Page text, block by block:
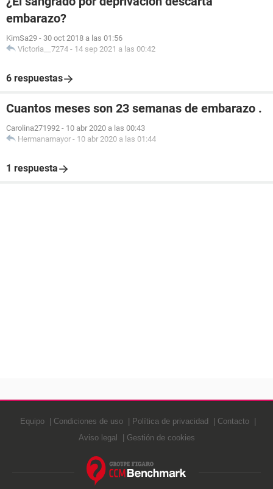
embarazo?
KimSa29 - 30 oct 2018 a las 01:56
Victoria__7274 - 14 sep 2021 a las 00:42
6 respuestas
Cuantos meses son 23 semanas de embarazo .
Carolina271992 - 10 abr 2020 a las 00:43
Hermanamayor - 10 abr 2020 a las 01:44
1 respuesta
Equipo Condiciones de uso Política de privacidad
Contacto
Aviso legal
Gestión de cookies